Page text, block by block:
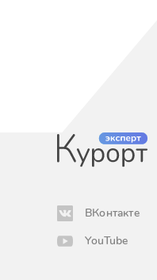
ВКонтакте
YouTube